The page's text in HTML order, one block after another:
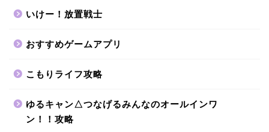
いけー！放置戦士
おすすめゲームアプリ
こもりライフ攻略
ゆるキャン△つなげるみんなのオールインワ
ン！！攻略